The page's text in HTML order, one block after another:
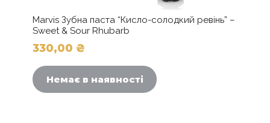
Marvis Зубна паста “Кисло-солодкий ревінь” –
Sweet & Sour Rhubarb
330,00 ₴
Немає в наявності